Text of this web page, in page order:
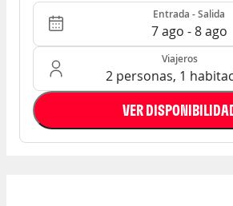
Entrada - Salida Entrada - Salida
7 ago - 8 ago
Ocupación: 2 personas, 1
Viajeros
2 personas, 1
VER